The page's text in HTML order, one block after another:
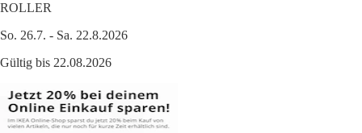
ROLLER
So. 26.7. - Sa. 22.8.2026
Gültig bis 22.08.2026